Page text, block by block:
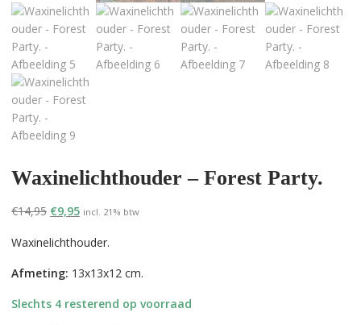
Waxinelichthouder – Forest Party.
€14,95 Oorspronkelijke
was:
€9,95Huidige
is:
incl. 21% btw
Waxinelichthouder.
Afmeting: 13x13x12 cm.
Slechts 4 resterend op voorraad